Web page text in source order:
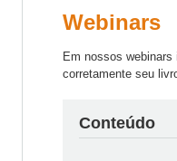
Webinars
Em nossos
corretamente seu
Conteúdo